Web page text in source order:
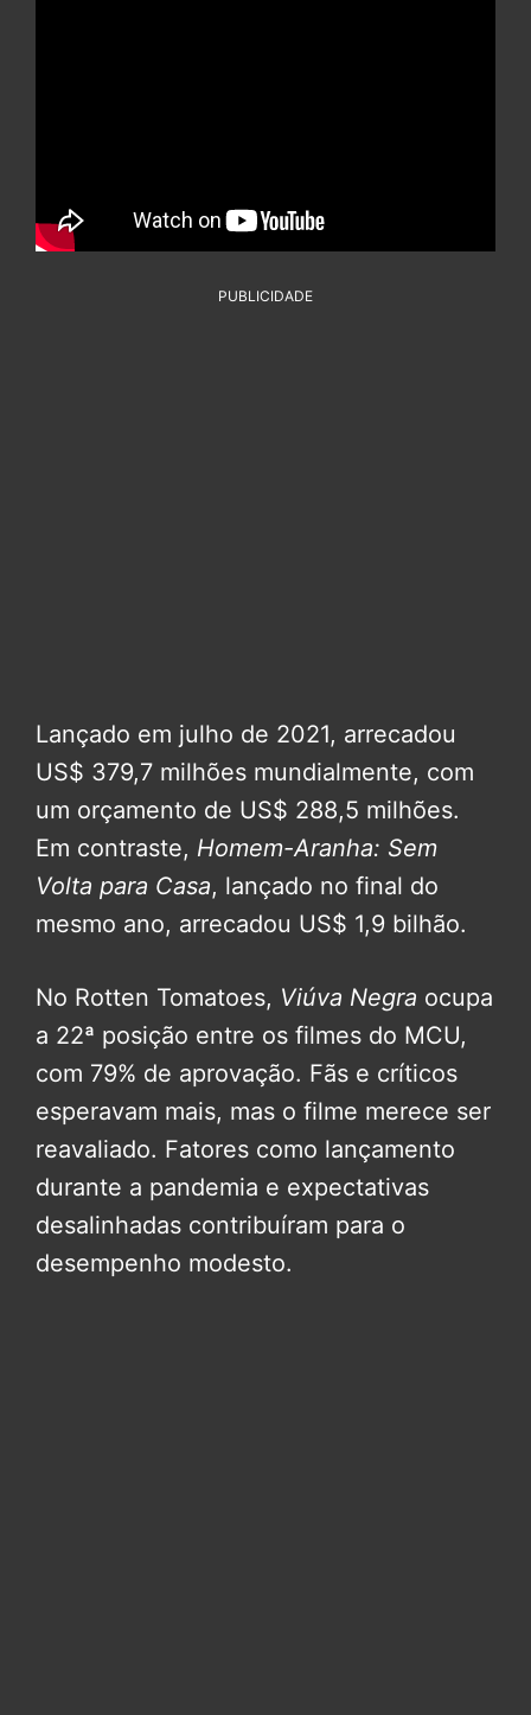
PUBLICIDADE
Lançado em julho de 2021, arrecadou
US$ 379,7 milhões mundialmente, com
um orçamento de US$ 288,5 milhões.
Em contraste, Homem-Aranha: Sem
Volta para Casa, lançado no final do
mesmo ano, arrecadou US$ 1,9 bilhão.
No Rotten Tomatoes, Viúva Negra ocupa
a 22ª posição entre os filmes do MCU,
com 79% de aprovação. Fãs e críticos
esperavam mais, mas o filme merece ser
reavaliado. Fatores como lançamento
durante a pandemia e expectativas
desalinhadas contribuíram para o
desempenho modesto.